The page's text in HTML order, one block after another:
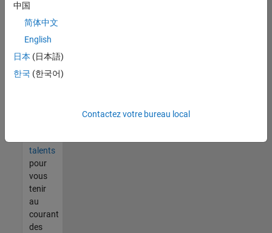
trouvez
pas
d'offre
corresponde
à vos
talents
pour
vous
tenir
au
courant
des
中国
简体中文
English
日本 (日本語)
한국 (한국어)
Contactez votre bureau local